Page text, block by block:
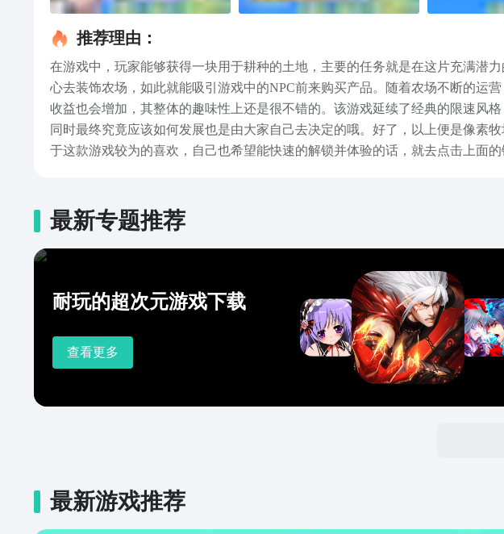
推荐理由：
在游戏中，玩家能够获得一块用于耕种的土地，主要的任务就是在这片充满潜
心去装饰农场，如此就能吸引游戏中的NPC前来购买产品。随着农场不断的运
收益也会增加，其整体的趣味性上还是很不错的。该游戏延续了经典的限速风
同时最终究竟应该如何发展也是由大家自己去决定的哦。好了，以上便是像素
于这款游戏较为的喜欢，自己也希望能快速的解锁并体验的话，就去点击上面的
最新专题推荐
耐玩的超次元游戏下载
查看更多
最新游戏推荐